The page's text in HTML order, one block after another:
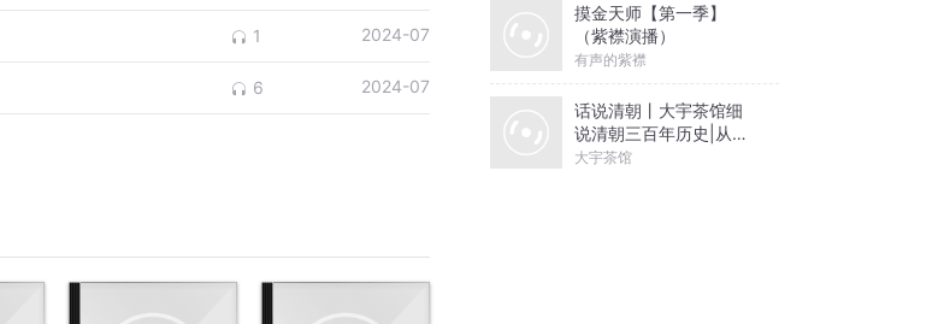
1 2024-07
6 2024-07
摸金天师【第一季】
（紫襟演播）
有声的紫襟
话说清朝丨大宇茶馆细
说清朝三百年历史|从努
尔哈赤到末代皇帝溥仪|
大宇茶馆